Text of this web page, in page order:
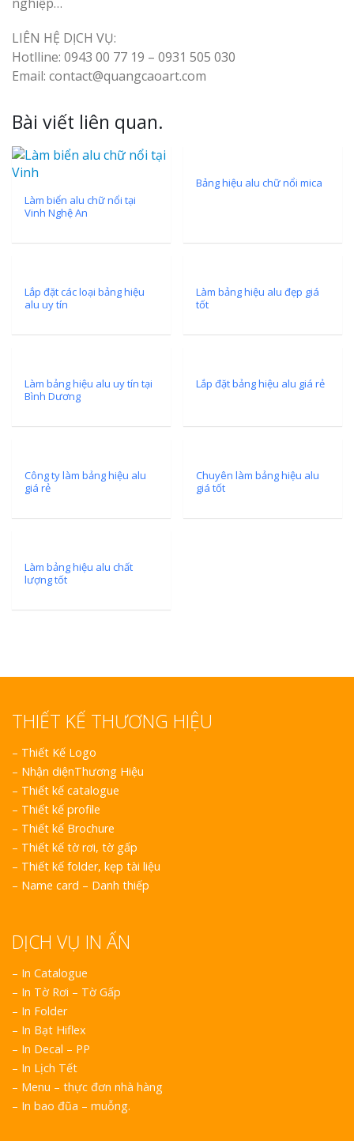
LIÊN HỆ DỊCH VỤ:
Hotlline: 0943 00 77 19 – 0931 505 030
Email: contact@quangcaoart.com
Bài viết liên quan.
Làm biển alu chữ nổi tại
Vinh Nghệ An
Bảng hiệu alu chữ nổi mica
Lắp đặt các loại bảng hiệu
alu uy tín
Làm bảng hiệu alu đẹp giá
tốt
Làm bảng hiệu alu uy tín tại
Bình Dương
Lắp đặt bảng hiệu alu giá rẻ
Công ty làm bảng hiệu alu
giá rẻ
Chuyên làm bảng hiệu alu
giá tốt
Làm bảng hiệu alu chất
lượng tốt
THIẾT KẾ THƯƠNG HIỆU
– Thiết Kế Logo
– Nhận diệnThương Hiệu
– Thiết kế catalogue
– Thiết kế profile
– Thiết kế Brochure
– Thiết kế tờ rơi, tờ gấp
– Thiết kế folder, kẹp tài liệu
– Name card – Danh thiếp
DỊCH VỤ IN ẤN
– In Catalogue
– In Tờ Rơi – Tờ Gấp
– In Folder
– In Bạt Hiflex
– In Decal – PP
– In Lịch Tết
– Menu – thực đơn nhà hàng
– In bao đũa – muỗng.
Làm Bảng
Làm Hộp